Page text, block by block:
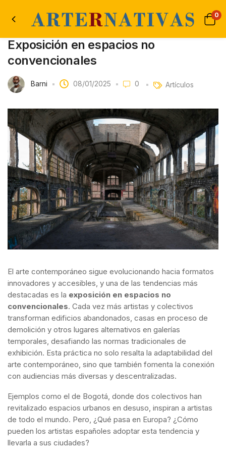
0
Exposición en espacios no
convencionales
Barni 08/01/2025 0 Artículos
El arte contemporáneo sigue evolucionando hacia formatos
innovadores y accesibles, y una de las tendencias más
destacadas es la exposición en espacios no
convencionales. Cada vez más artistas y colectivos
transforman edificios abandonados, casas en proceso de
demolición y otros lugares alternativos en galerías
temporales, desafiando las normas tradicionales de
exhibición. Esta práctica no solo resalta la adaptabilidad del
arte contemporáneo, sino que también fomenta la conexión
con audiencias más diversas y descentralizadas.
Ejemplos como el de Bogotá, donde dos colectivos han
revitalizado espacios urbanos en desuso, inspiran a artistas
de todo el mundo. Pero, ¿Qué pasa en Europa? ¿Cómo
pueden los artistas españoles adoptar esta tendencia y
llevarla a sus ciudades?